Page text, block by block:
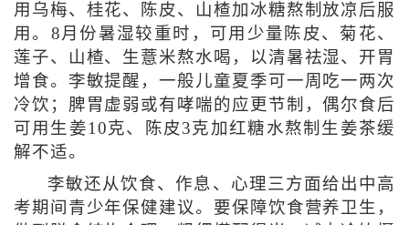
用乌梅、桂花、陈皮、山楂加冰糖熬制放凉后服
用。8月份暑湿较重时，可用少量陈皮、菊花、
莲子、山楂、生薏米熬水喝，以清暑祛湿、开胃
增食。李敏提醒，一般儿童夏季可一周吃一两次
冷饮；脾胃虚弱或有哮喘的应更节制，偶尔食后
可用生姜10克、陈皮3克加红糖水熬制生姜茶缓
解不适。
李敏还从饮食、作息、心理三方面给出中高
考期间青少年保健建议。要保障饮食营养卫生，